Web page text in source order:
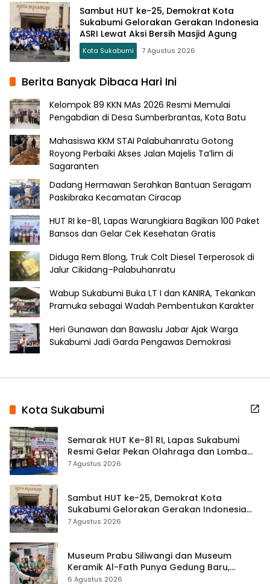
Sambut HUT ke-25, Demokrat Kota
Sukabumi Gelorakan Gerakan Indonesia
ASRI Lewat Aksi Bersih Masjid Agung
Kota Sukabumi 7 Agustus 2026
Berita Banyak Dibaca Hari Ini
Kelompok 89 KKN MAs 2026 Resmi Memulai
Pengabdian di Desa Sumberbrantas, Kota Batu
Mahasiswa KKM STAI Palabuhanratu Gotong
Royong Perbaiki Akses Jalan Majelis Ta’lim di
Sagaranten
Dadang Hermawan Serahkan Bantuan Seragam
Paskibraka Kecamatan Ciracap
HUT RI ke-81, Lapas Warungkiara Bagikan 100 Paket
Bansos dan Gelar Cek Kesehatan Gratis
Diduga Rem Blong, Truk Colt Diesel Terperosok di
Jalur Cikidang–Palabuhanratu
Wabup Sukabumi Buka LT I dan KANIRA, Tekankan
Pramuka sebagai Wadah Pembentukan Karakter
Heri Gunawan dan Bawaslu Jabar Ajak Warga
Sukabumi Jadi Garda Pengawas Demokrasi
Kota Sukabumi
Semarak HUT Ke-81 RI, Lapas Sukabumi
Resmi Gelar Pekan Olahraga dan Lomba
Tradisional
7 Agustus 2026
Sambut HUT ke-25, Demokrat Kota
Sukabumi Gelorakan Gerakan Indonesia
ASRI Lewat Aksi Bersih Masjid Agung
7 Agustus 2026
Museum Prabu Siliwangi dan Museum
Keramik Al-Fath Punya Gedung Baru,
Hampir 500 Koleksi Dipisahkan
6 Agustus 2026